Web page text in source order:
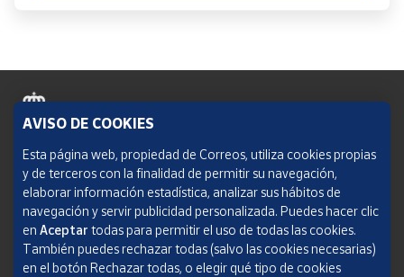
Política de cookies
Aviso legal
Condiciones del servicio
Política de Privacidad Web
AVISO DE COOKIES
Esta página web, propiedad de Correos, utiliza cookies propias
y de terceros con la finalidad de permitir su navegación,
elaborar información estadística, analizar sus hábitos de
navegación y servir publicidad personalizada. Puedes hacer clic
en Aceptar todas para permitir el uso de todas las cookies.
También puedes rechazar todas (salvo las cookies necesarias)
en el botón Rechazar todas, o elegir qué tipo de cookies